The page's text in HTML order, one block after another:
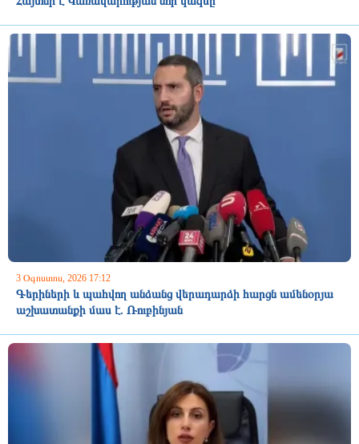
3 Օգոստոս, 2026 17:12
Գերիների և պահվող անձանց վերադարձի հարցն ամենօրյա
աշխատանքի մաս է. Ռուբինյան